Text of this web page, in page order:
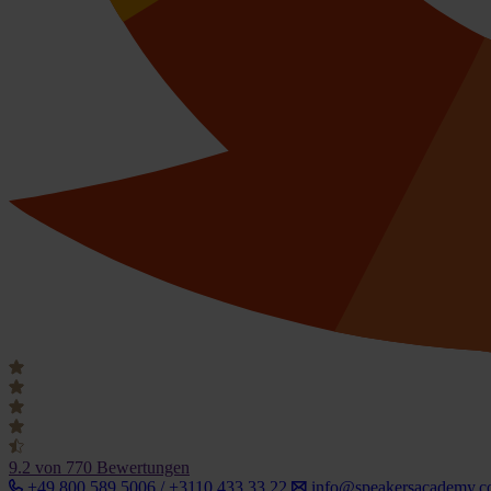
9.2 von 770 Bewertungen
+49 800 589 5006 / +3110 433 33 22